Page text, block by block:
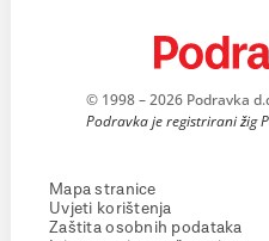
© 1998 – 2026 Podravka
Podravka je registrirani žig
Mapa stranice
Uvjeti korištenja
Zaštita osobnih podataka